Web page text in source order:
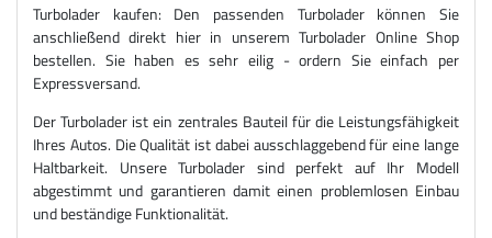
Turbolader kaufen: Den passenden Turbolader können Sie
anschließend direkt hier in unserem Turbolader Online Shop
bestellen. Sie haben es sehr eilig - ordern Sie einfach per
Expressversand.
Der Turbolader ist ein zentrales Bauteil für die Leistungsfähigkeit
Ihres Autos. Die Qualität ist dabei ausschlaggebend für eine lange
Haltbarkeit. Unsere Turbolader sind perfekt auf Ihr Modell
abgestimmt und garantieren damit einen problemlosen Einbau
und beständige Funktionalität.